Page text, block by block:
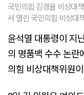
국민의힘 김경율 비상대
서 열린 국민의힘 비상대
윤석열 대통령이 지
의 명품백 수수 논란
의힘 비상대책위원